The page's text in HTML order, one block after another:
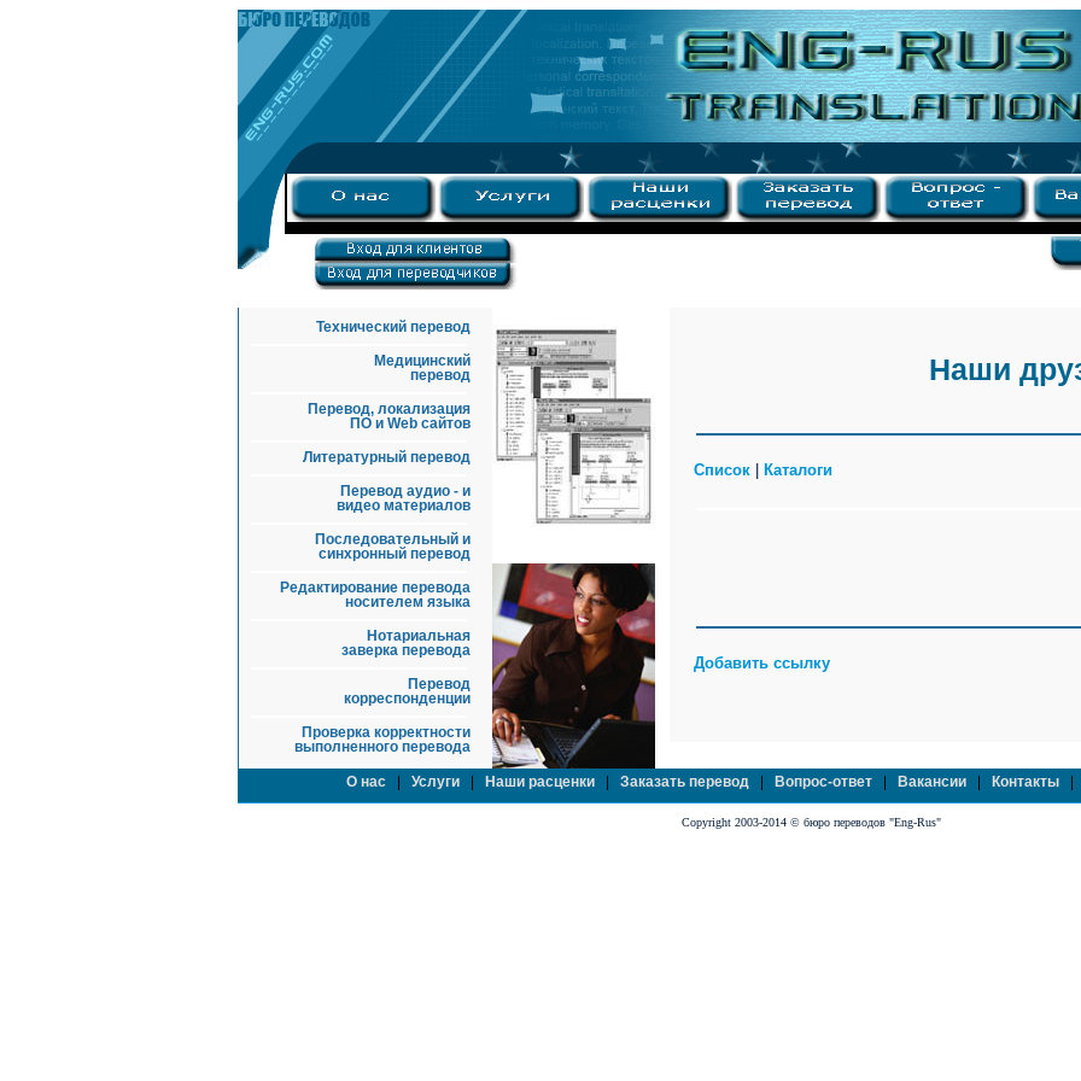
Технический перевод
Медицинский
перевод
Перевод, локализация
ПО и Web сайтов
Литературный перевод
Перевод аудио - и
видео материалов
Последовательный и
синхронный перевод
Редактирование перевода
носителем языка
Нотариальная
заверка перевода
Перевод
корреспонденции
Проверка корректности
выполненного перевода
Наши
Список | Каталоги
Добавить ссылку
О нас Услуги Наши расценки Заказать перевод Вопрос-ответ Вакансии Контакты
Copyright 2003-2014 © бюро переводов "Eng-Rus"